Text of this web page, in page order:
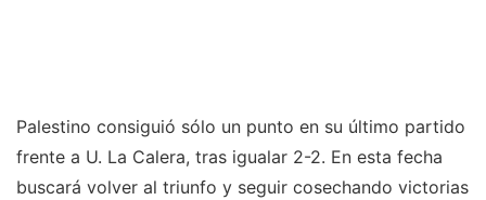
Palestino consiguió sólo un punto en su último partido
frente a U. La Calera, tras igualar 2-2. En esta fecha
buscará volver al triunfo y seguir cosechando victorias